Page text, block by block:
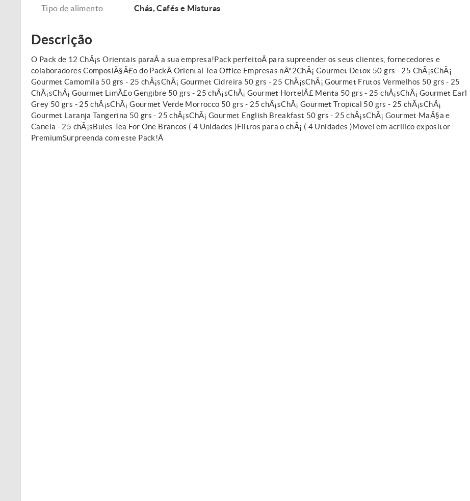
Tipo de alimento Chás, Cafés e Misturas
Descrição
O Pack de 12 ChÃ¡s Orientais paraÂ a sua empresa!Pack perfeitoÂ para supreender os seus clientes, fornecedores e
colaboradores.ComposiÃ§Ã£o do PackÂ Oriental Tea Office Empresas nÂº2ChÃ¡ Gourmet Detox 50 grs - 25 ChÃ¡sChÃ¡
Gourmet Camomila 50 grs - 25 chÃ¡sChÃ¡ Gourmet Cidreira 50 grs - 25 ChÃ¡sChÃ¡ Gourmet Frutos Vermelhos 50 grs - 25
ChÃ¡sChÃ¡ Gourmet LimÃ£o Gengibre 50 grs - 25 chÃ¡sChÃ¡ Gourmet HortelÃ£ Menta 50 grs - 25 chÃ¡sChÃ¡ Gourmet Earl
Grey 50 grs - 25 chÃ¡sChÃ¡ Gourmet Verde Morrocco 50 grs - 25 chÃ¡sChÃ¡ Gourmet Tropical 50 grs - 25 chÃ¡sChÃ¡
Gourmet Laranja Tangerina 50 grs - 25 chÃ¡sChÃ¡ Gourmet English Breakfast 50 grs - 25 chÃ¡sChÃ¡ Gourmet MaÃ§a e
Canela - 25 chÃ¡sBules Tea For One Brancos ( 4 Unidades )Filtros para o chÃ¡ ( 4 Unidades )Movel em acrilico expositor
PremiumSurpreenda com este Pack!Â